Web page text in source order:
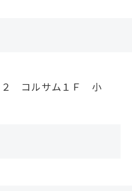
２ コルサム１Ｆ 小